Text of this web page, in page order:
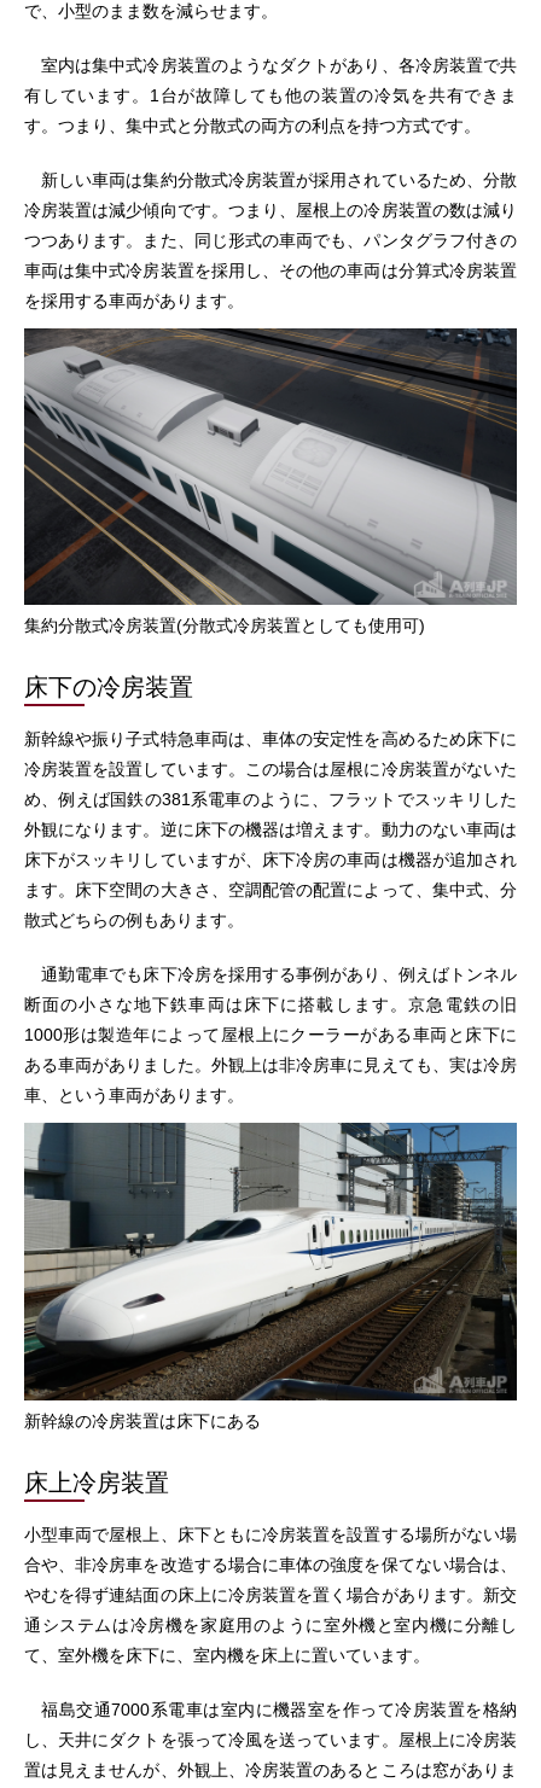
で、小型のまま数を減らせます。
室内は集中式冷房装置のようなダクトがあり、各冷房装置で共
有しています。1台が故障しても他の装置の冷気を共有できま
す。つまり、集中式と分散式の両方の利点を持つ方式です。
新しい車両は集約分散式冷房装置が採用されているため、分散
冷房装置は減少傾向です。つまり、屋根上の冷房装置の数は減り
つつあります。また、同じ形式の車両でも、パンタグラフ付きの
車両は集中式冷房装置を採用し、その他の車両は分算式冷房装置
を採用する車両があります。
集約分散式冷房装置(分散式冷房装置としても使用可)
床下の冷房装置
新幹線や振り子式特急車両は、車体の安定性を高めるため床下に
冷房装置を設置しています。この場合は屋根に冷房装置がないた
め、例えば国鉄の381系電車のように、フラットでスッキリした
外観になります。逆に床下の機器は増えます。動力のない車両は
床下がスッキリしていますが、床下冷房の車両は機器が追加され
ます。床下空間の大きさ、空調配管の配置によって、集中式、分
散式どちらの例もあります。
通勤電車でも床下冷房を採用する事例があり、例えばトンネル
断面の小さな地下鉄車両は床下に搭載します。京急電鉄の旧
1000形は製造年によって屋根上にクーラーがある車両と床下に
ある車両がありました。外観上は非冷房車に見えても、実は冷房
車、という車両があります。
新幹線の冷房装置は床下にある
床上冷房装置
小型車両で屋根上、床下ともに冷房装置を設置する場所がない場
合や、非冷房車を改造する場合に車体の強度を保てない場合は、
やむを得ず連結面の床上に冷房装置を置く場合があります。新交
通システムは冷房機を家庭用のように室外機と室内機に分離し
て、室外機を床下に、室内機を床上に置いています。
福島交通7000系電車は室内に機器室を作って冷房装置を格納
し、天井にダクトを張って冷風を送っています。屋根上に冷房装
置は見えませんが、外観上、冷房装置のあるところは窓がありま